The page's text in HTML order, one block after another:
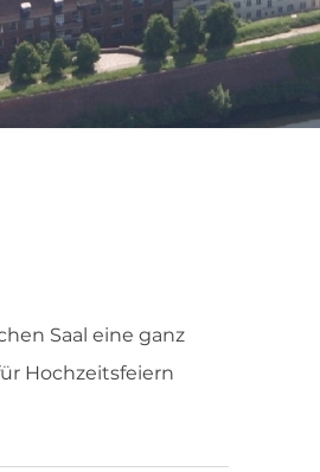
Saal eine ganz
Hochzeitsfeiern